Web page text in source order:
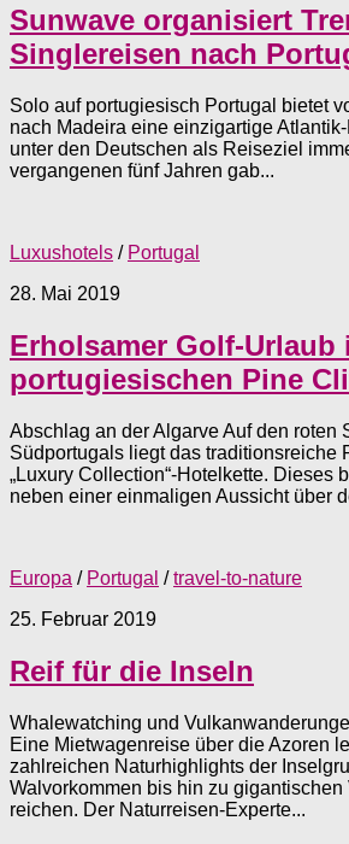
Sunwave organisiert
Singlereisen nach
Solo auf portugiesisch Portugal bietet
nach Madeira eine einzigartige
unter den Deutschen als Reiseziel
vergangenen fünf Jahren gab...
Luxushotels / Portugal
28. Mai 2019
Erholsamer Golf-Urlaub
portugiesischen Pine
Abschlag an der Algarve Auf den roten
Südportugals liegt das traditionsreiche
„Luxury Collection“-Hotelkette. Dieses
neben einer einmaligen Aussicht über
Europa / Portugal /travel-to-nature
25. Februar 2019
Reif für die Inseln
Whalewatching und
Eine Mietwagenreise über die Azoren
zahlreichen Naturhighlights der
Walvorkommen bis hin zu gigantischen
reichen. Der Naturreisen-Experte...